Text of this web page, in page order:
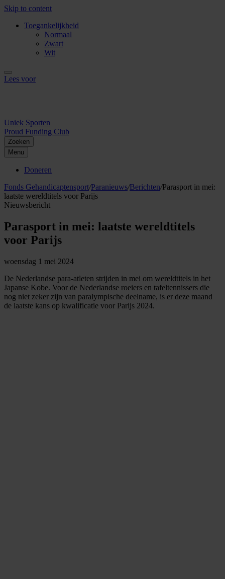
Skip to content
Toegankelijkheid
Normaal
Zwart
Wit
Lees voor
Uniek Sporten
Proud Funding Club
Zoeken
Menu
Doneren
Fonds Gehandicaptensport/Paranieuws/Berichten/Parasport in mei:
laatste wereldtitels voor Parijs
Nieuwsbericht
Parasport in mei: laatste wereldtitels
voor Parijs
woensdag 1 mei 2024
De Nederlandse para-atleten strijden in mei om wereldtitels in het
Japanse Kobe. Voor de Nederlandse roeiers en tafeltennissers die
nog niet zeker zijn van paralympische deelname, is er deze maand
de laatste kans op kwalificatie voor Parijs 2024.